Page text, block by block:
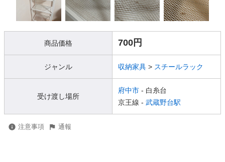
商品価格 700円
ジャンル 収納家具 > スチールラック
受け渡し場所
府中市 - 白糸台
京王線 - 武蔵野台駅
注意事項 通報